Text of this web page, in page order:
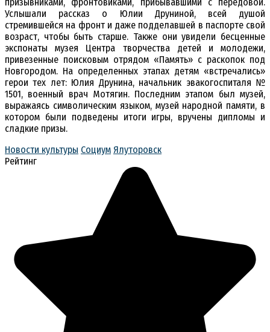
Услышали рассказ о Юлии Друниной, всей душой
стремившейся на фронт и даже подделавшей в паспорте свой
возраст, чтобы быть старше. Также они увидели бесценные
экспонаты музея Центра творчества детей и молодежи,
привезенные поисковым отрядом «Память» с раскопок под
Новгородом. На определенных этапах детям «встречались»
герои тех лет: Юлия Друнина, начальник эвакогоспиталя №
1501, военный врач Мотягин. Последним этапом был музей,
выражаясь символическим языком, музей народной памяти, в
котором были подведены итоги игры, вручены дипломы и
сладкие призы.
Новости культуры Социум Ялуторовск
Рейтинг